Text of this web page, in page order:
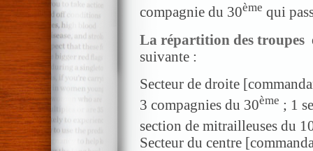
compagnie du 30ème qui
La répartition des troupes
suivante :
Secteur de droite
3 compagnies du 30ème ; 1
section de mitrailleuses du
Secteur du centre